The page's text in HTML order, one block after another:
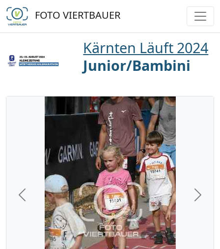
FOTO VIERTBAUER
Kärnten Läuft 2024
Junior/Bambini
Previous Next